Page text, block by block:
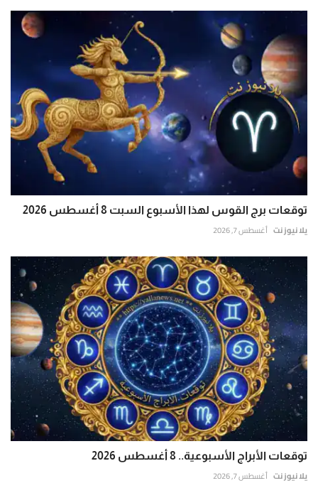
توقعات برج القوس لهذا الأسبوع السبت 8 أغسطس 2026
يلا نيوز نت أغسطس 7, 2026
توقعات الأبراج الأسبوعية.. 8 أغسطس 2026
يلا نيوز نت أغسطس 7, 2026